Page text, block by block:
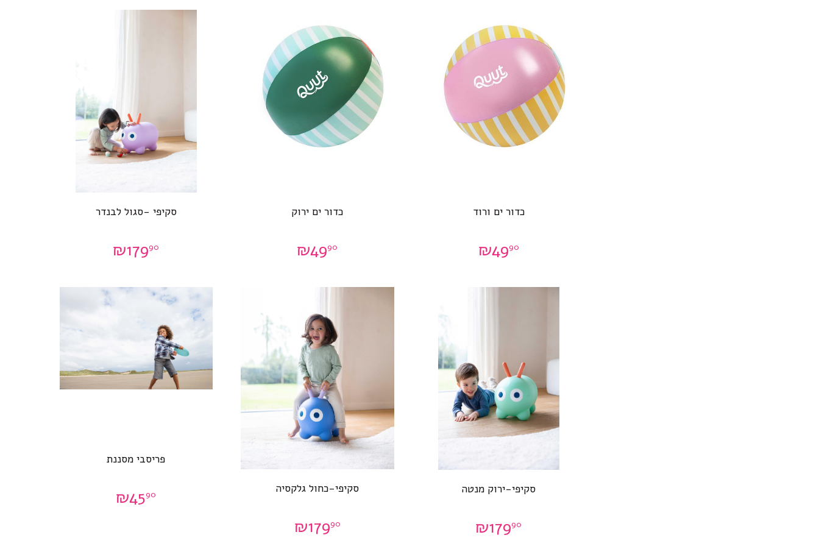
כדור ים ורוד
₪4990
כדור ים ירוק
₪4990
סקיפי -סגול לבנדר
₪17990
סקיפי-ירוק מנטה
₪17990
סקיפי-כחול גלקסיה
₪17990
פריסבי מסננת
₪4590